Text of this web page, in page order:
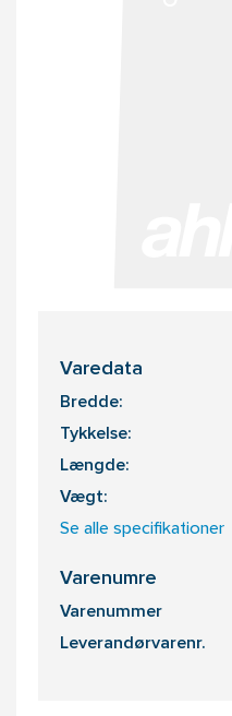
Varedata
Bredde:
Tykkelse:
Længde:
Vægt:
Se alle specifikationer
Varenumre
Varenummer
Leverandørvarenr.